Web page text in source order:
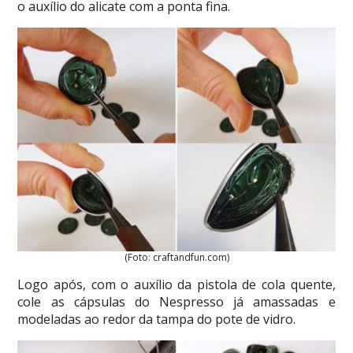
o auxílio do alicate com a ponta fina.
(Foto: craftandfun.com)
Logo após, com o auxílio da pistola de cola quente,
cole as cápsulas do Nespresso já amassadas e
modeladas ao redor da tampa do pote de vidro.